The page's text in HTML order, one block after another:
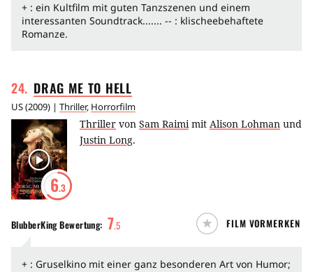
+ : ein Kultfilm mit guten Tanzszenen und einem
interessanten Soundtrack....... -- : klischeebehaftete
Romanze.
24. DRAG ME TO HELL
US(2009) | Thriller, Horrorfilm
6.3
Thriller von Sam Raimimit Alison Lohman und
Justin Long.
BlubberKingBewertung: 7.5 FILM VORMERKEN
+ : Gruselkino mit einer ganz besonderen Art von Humor;